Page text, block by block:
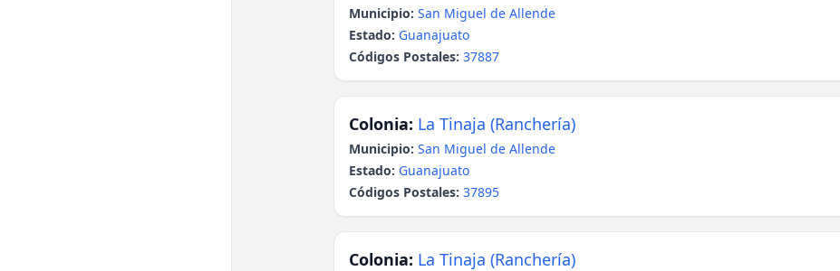
Municipio: San Miguel de Allende
Estado: Guanajuato
Códigos Postales: 37887
Colonia: La Tinaja (Ranchería)
Municipio: San Miguel de Allende
Estado: Guanajuato
Códigos Postales: 37895
Colonia: La Tinaja (Ranchería)